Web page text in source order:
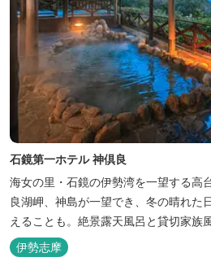
石鏡第一ホテル 神倶良
海女の里・石鏡の伊勢湾を一望する高
良湖岬、神島が一望でき、冬の晴れた
えることも。絶景露天風呂と貸切家族
の新鮮な海の幸をふんだんに使った味
宿です。
伊勢志摩